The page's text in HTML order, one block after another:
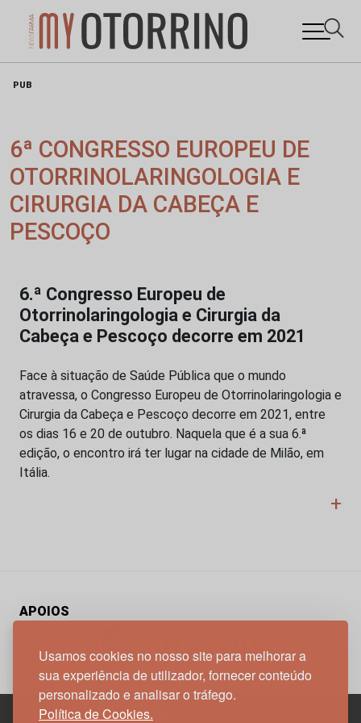
Usamos cookies no nosso site para melhorar a
sua experiência de utilizador, fornecer conteúdo
personalizado e analisar o tráfego.
Política de Cookies.
PUB
6ª CONGRESSO EUROPEU DE
OTORRINOLARINGOLOGIA E
CIRURGIA DA CABEÇA E
PESCOÇO
6.ª Congresso Europeu de
Otorrinolaringologia e Cirurgia da
Cabeça e Pescoço decorre em 2021
Face à situação de Saúde Pública que o mundo
atravessa, o Congresso Europeu de Otorrinolaringologia e
Cirurgia da Cabeça e Pescoço decorre em 2021, entre
os dias 16 e 20 de outubro. Naquela que é a sua 6.ª
edição, o encontro irá ter lugar na cidade de Milão, em
Itália.
+
APOIOS